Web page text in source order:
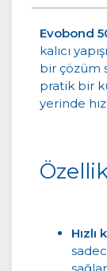
Evobond
kalıcı
bir çözüm
pratik bir
yerinde
Hızlı